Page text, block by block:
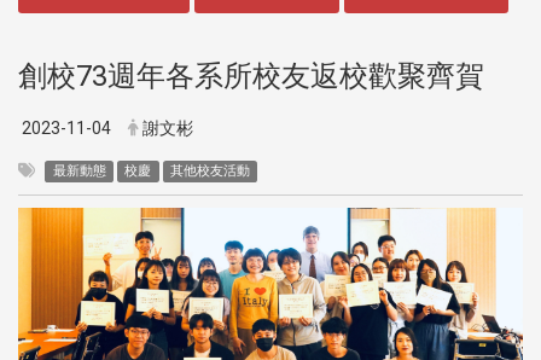
創校73週年各系所校友返校歡聚齊賀
2023-11-04 謝文彬
最新動態 校慶 其他校友活動